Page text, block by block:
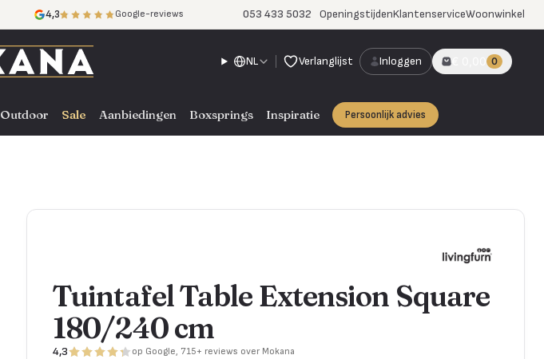
4,3 Google-reviews 053 433 5032 OpeningstijdenKlantenserviceWoonwinkel
NL Verlanglijst Inloggen € 0,00 0
Outdoor Sale Aanbiedingen Boxsprings Inspiratie Persoonlijk advies
Tuintafel Table Extension Square
180/240 cm
4,3 op Google, 715+ reviews over Mokana